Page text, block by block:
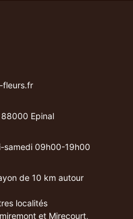
fleurs.fr
88000 Epinal
samedi 09h00-19h00
de 10 km autour
localités
et Mirecourt,